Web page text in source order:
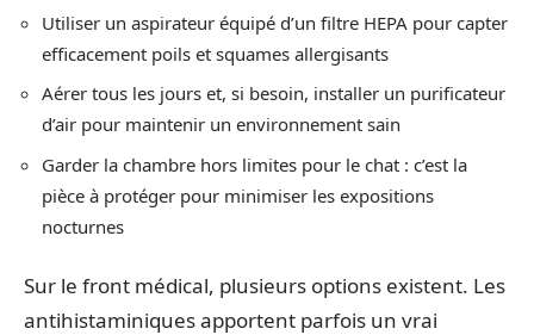
Utiliser un aspirateur équipé d’un filtre HEPA pour capter
efficacement poils et squames allergisants
Aérer tous les jours et, si besoin, installer un purificateur
d’air pour maintenir un environnement sain
Garder la chambre hors limites pour le chat : c’est la
pièce à protéger pour minimiser les expositions
nocturnes
Sur le front médical, plusieurs options existent. Les
antihistaminiques apportent parfois un vrai